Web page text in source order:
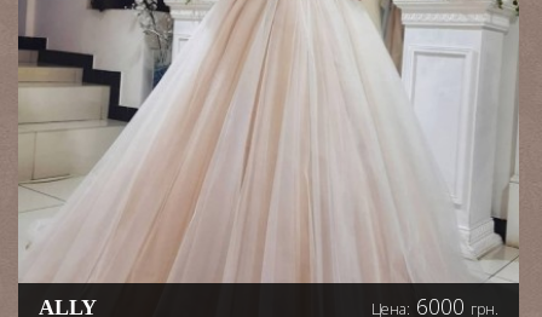
ALLY Цена: 6000 грн.